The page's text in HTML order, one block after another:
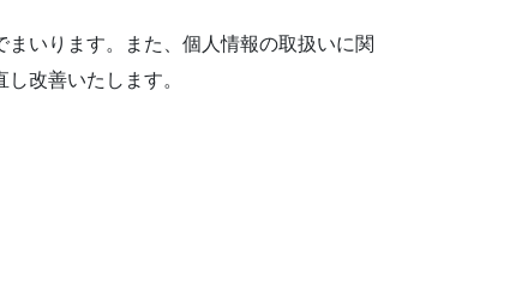
いります。また、個人情報の取扱いに関
改善いたします。